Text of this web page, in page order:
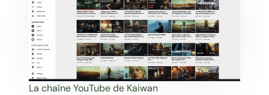
La chaîne YouTube de Kaiwan